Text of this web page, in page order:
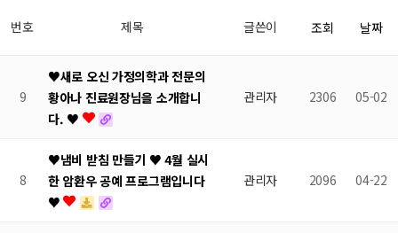
번호 제목 글쓴이 조회 날짜
9
♥새로 오신 가정의학과 전문의
황아나 진료원장님을 소개합니
다. ♥
관리자 2306 05-02
8
♥냄비 받침 만들기 ♥ 4월 실시
한 암환우 공예 프로그램입니다
♥
관리자 2096 04-22